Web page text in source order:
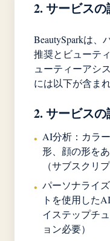
2. サービスの
BeautySparkは、
推奨とビューテ
ューティーアシ
には以下が含ま
2. サービスの
• AI分析：カラ
形、顔の形を
（サブスクリ
• パーソナライ
トを使用した
イステップチ
ョン必要）